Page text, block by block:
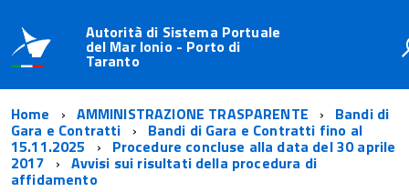
Autorità di Sistema Portuale
del Mar Ionio - Porto di
Taranto
Home AMMINISTRAZIONE TRASPARENTE Bandi di
Gara e Contratti Bandi di Gara e Contratti fino al
15.11.2025 Procedure concluse alla data del 30 aprile
2017 Avvisi sui risultati della procedura di
affidamento